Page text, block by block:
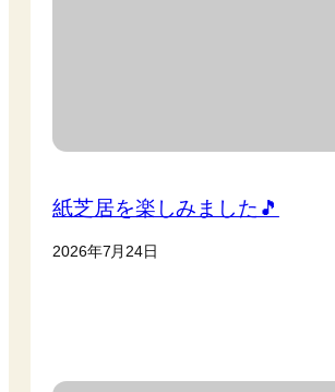
紙芝居を楽しみました🎵
2026年7月24日